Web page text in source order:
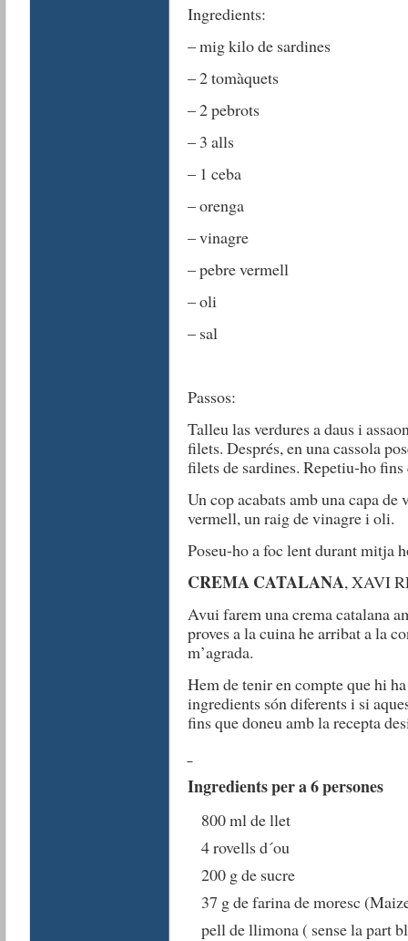
Ingredients:
– mig kilo de sardines
– 2 tomàquets
– 2 pebrots
– 3 alls
– 1 ceba
– orenga
– vinagre
– pebre vermell
– oli
– sal
Passos:
Talleu las verdures a daus i
filets. Després, en una cassola
filets de sardines. Repetiu-ho
Un cop acabats amb una capa de
vermell, un raig de vinagre i oli.
Poseu-ho a foc lent durant mitja
CREMA CATALANA, XAVI
Avui farem una crema catalana
proves a la cuina he arribat a la
m’agrada.
Hem de tenir en compte que hi
ingredients són diferents i si
fins que doneu amb la recepta
Ingredients per a 6 persones
800 ml de llet
4 rovells d´ou
200 g de sucre
37 g de farina de moresc
pell de llimona ( sense la part